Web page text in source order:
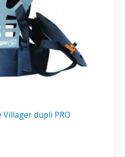
Villager dupli PRO